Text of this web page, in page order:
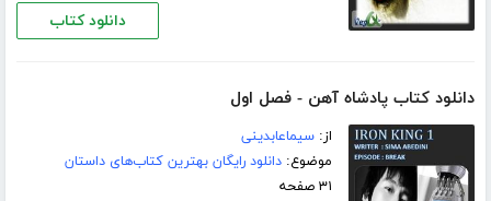
دانلود کتاب
دانلود کتاب پادشاه آهن - فصل اول
از:سیماعابدینی
موضوع:دانلود رایگان بهترین کتاب‌های داستان
۳۱ صفحه